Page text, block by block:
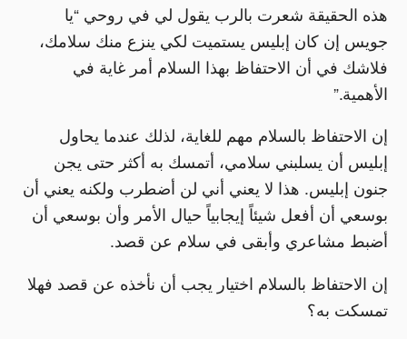
هذه الحقيقة شعرت بالرب يقول لي في روحي “يا
جويس إن كان إبليس يستميت لكي ينزع منك سلامك،
فلاشك في أن الاحتفاظ بهذا السلام أمر غاية في
الأهمية.”
إن الاحتفاظ بالسلام مهم للغاية، لذلك عندما يحاول
إبليس أن يسلبني سلامي، أتمسك به أكثر حتى يجن
جنون إبليس. هذا لا يعني أني لن أضطرب ولكنه يعني أن
بوسعي أن أفعل شيئاً إيجابياً حيال الأمر وأن بوسعي أن
أضبط مشاعري وأبقى في سلام عن قصد.
إن الاحتفاظ بالسلام اختيار يجب أن نأخذه عن قصد فهلا
تمسكت به؟